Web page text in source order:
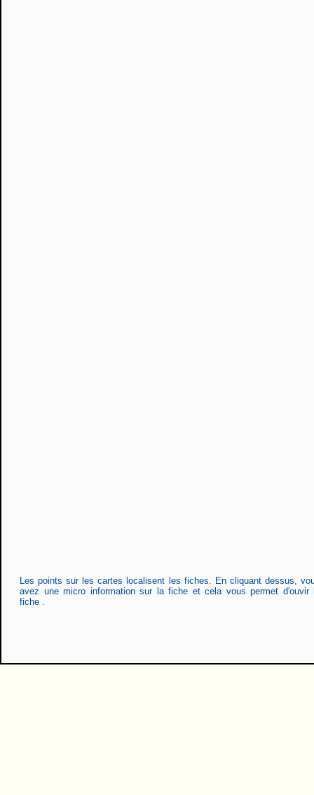
Les points sur les cartes localisent les fiches. En cliquant dessus,
avez une micro information sur la fiche et cela vous permet d'ouvir
fiche .